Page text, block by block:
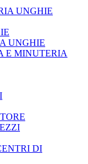
UNGHIE
UNGHIE
E MINUTERIA
DI